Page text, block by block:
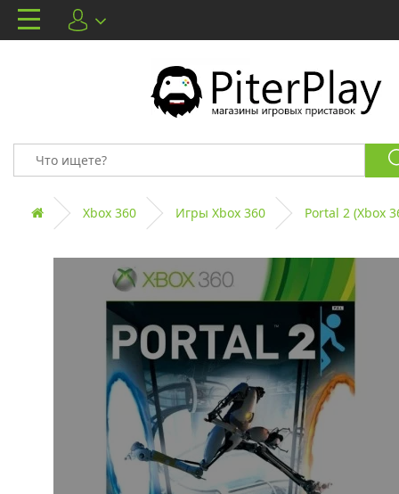
Xbox 360 Игры Xbox 360 Portal 2 (Xbox